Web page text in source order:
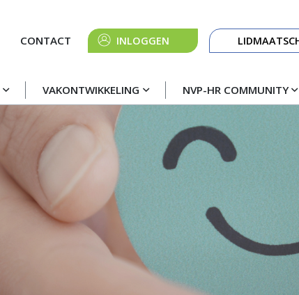
VAKONTWIKKELING NVP-HR COMMUNITY
CONTACT INLOGGEN
Knop
navigatie